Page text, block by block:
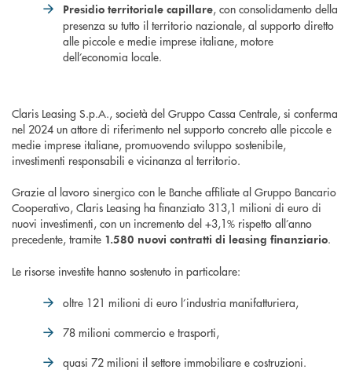
Presidio territoriale capillare, con consolidamento della
presenza su tutto il territorio nazionale, al supporto diretto
alle piccole e medie imprese italiane, motore
dell’economia locale.
Claris Leasing S.p.A., società del Gruppo Cassa Centrale, si conferma
nel 2024 un attore di riferimento nel supporto concreto alle piccole e
medie imprese italiane, promuovendo sviluppo sostenibile,
investimenti responsabili e vicinanza al territorio.
Grazie al lavoro sinergico con le Banche affiliate al Gruppo Bancario
Cooperativo, Claris Leasing ha finanziato 313,1 milioni di euro di
nuovi investimenti, con un incremento del +3,1% rispetto all’anno
precedente, tramite 1.580 nuovi contratti di leasing finanziario.
Le risorse investite hanno sostenuto in particolare:
oltre 121 milioni di euro l’industria manifatturiera,
78 milioni commercio e trasporti,
quasi 72 milioni il settore immobiliare e costruzioni.